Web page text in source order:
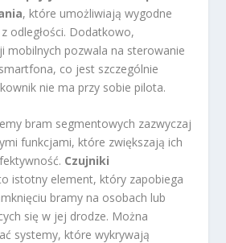
, które umożliwiają wygodne
odległości. Dodatkowo,
mobilnych pozwala na sterowanie
co jest szczególnie
nie ma przy sobie pilota.
bram segmentowych zazwyczaj
funkcjami, które zwiększają ich
Czujniki
istotny element, który zapobiega
bramy na osobach lub
się w jej drodze. Można
systemy, które wykrywają